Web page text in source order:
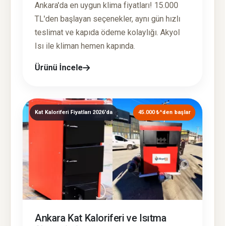
Ankara'da en uygun klima fiyatları! 15.000
TL'den başlayan seçenekler, aynı gün hızlı
teslimat ve kapıda ödeme kolaylığı. Akyol
Isı ile kliman hemen kapında.
Ürünü İncele
Kat Kaloriferi Fiyatları 2026'da 45.000 ₺^den başlar
Ankara Kat Kaloriferi ve Isıtma